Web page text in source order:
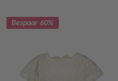
Bespaar 60%